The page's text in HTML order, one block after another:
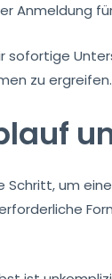
Anmeldung
sofortige
zu
Schritt, um